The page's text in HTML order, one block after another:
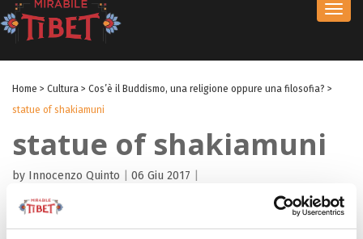
Home > Cultura > Cos’è il Buddismo, una religione oppure una filosofia? >
statue of shakiamuni
statue of shakiamuni
by Innocenzo Quinto 06 Giu 2017